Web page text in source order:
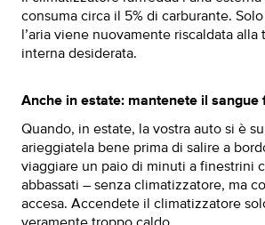
consuma circa il 5% di carburante.
l’aria viene nuovamente riscaldata alla
interna desiderata.
Anche in estate: mantenete il sangue
Quando, in estate, la vostra auto si è
arieggiatela bene prima di salire a
viaggiare un paio di minuti a finestrini
abbassati – senza climatizzatore, ma
accesa. Accendete il climatizzatore